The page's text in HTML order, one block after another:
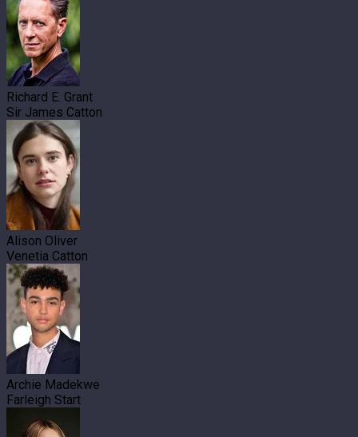
Richard E. Grant
Sir James Catton
Alison Oliver
Venetia Catton
Archie Madekwe
Farleigh Start